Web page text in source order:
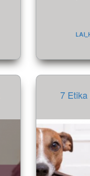
7